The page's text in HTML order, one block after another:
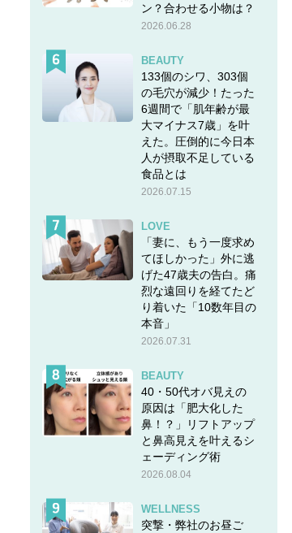
ン？合わせる小物は？
2026.06.28
BEAUTY
133個のシワ、303個
の毛穴が減少！たった
6週間で「肌年齢が最
大マイナス7歳」を叶
えた。圧倒的に今日本
人が摂取不足している
食品とは
2026.07.15
LOVE
「妻に、もう一度求め
てほしかった」外に逃
げた47歳夫の告白。痛
烈な遠回りを経てたど
り着いた「10数年目の
本音」
2026.07.31
BEAUTY
40・50代オバ見えの
原因は「肥大化した
鼻！？」リフトアップ
と鼻高見えを叶えるシ
ェーディング術
2026.08.04
WELLNESS
突撃・弊社のお昼ご